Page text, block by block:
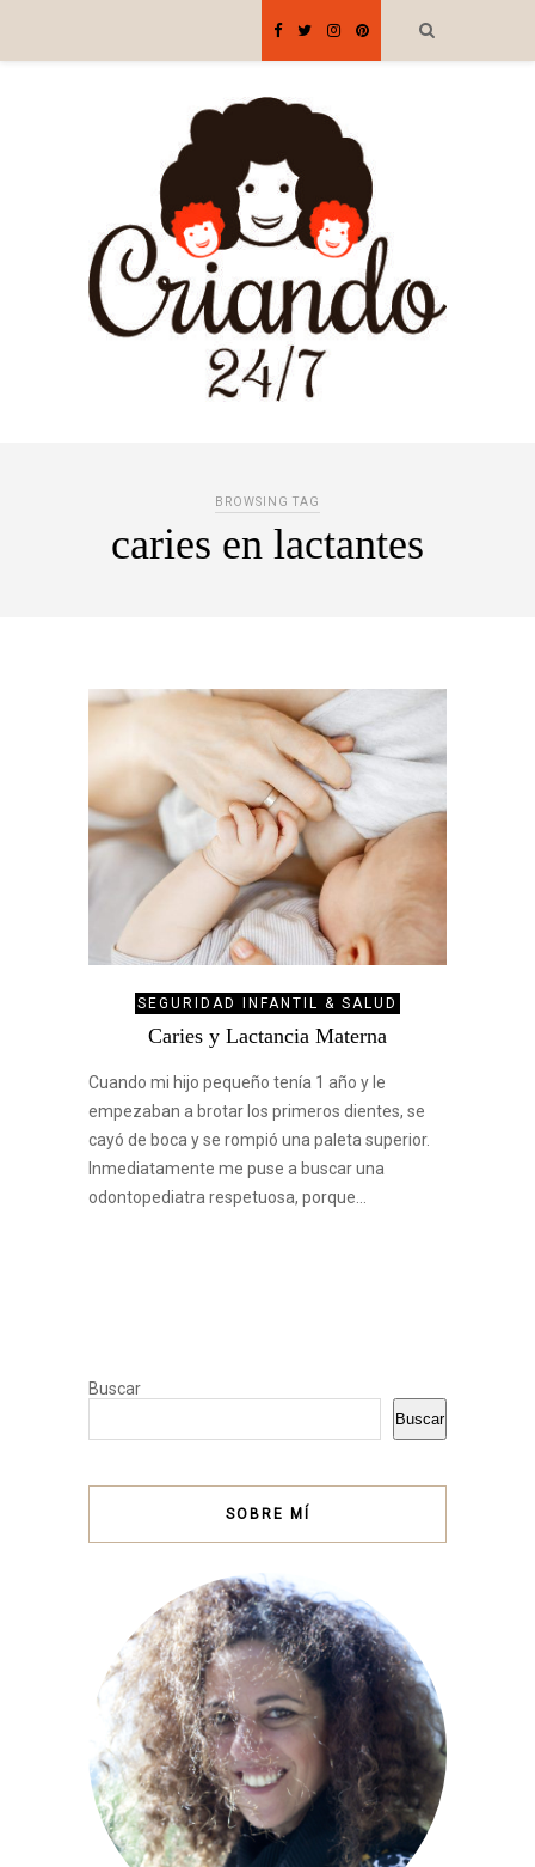
BROWSING TAG
caries en lactantes
SEGURIDAD INFANTIL & SALUD
Caries y Lactancia Materna
Cuando mi hijo pequeño tenía 1 año y le
empezaban a brotar los primeros dientes, se
cayó de boca y se rompió una paleta superior.
Inmediatamente me puse a buscar una
odontopediatra respetuosa, porque…
Buscar
Buscar
SOBRE MÍ